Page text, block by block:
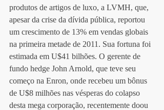
produtos de artigos de luxo, a LVMH, que,
apesar da crise da dívida pública, reportou
um crescimento de 13% em vendas globais
na primeira metade de 2011. Sua fortuna foi
estimada em U$41 bilhões. O gerente de
fundo hedge John Arnold, que teve seu
começo na Enron, onde recebeu um bônus
de U$8 milhões nas vésperas do colapso
desta mega corporação, recentemente doou